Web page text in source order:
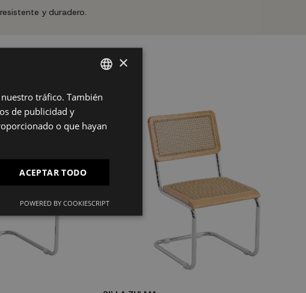
y duradero.
SPANISH
×
tráfico. También
de publicidad y
o que hayan
ACEPTAR TODO
POWERED BY COOKIESCRIPT